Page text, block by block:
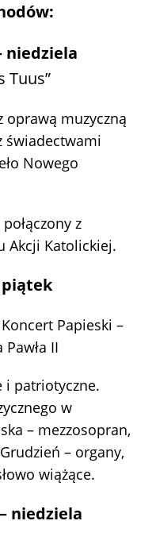
niedziela
Tuus”
oprawą muzyczną
świadectwami
Nowego
z
Akcji Katolickiej.
piątek
Papieski –
II
patriotyczne.
w
– mezzosopran,
– organy,
wiążące.
niedziela